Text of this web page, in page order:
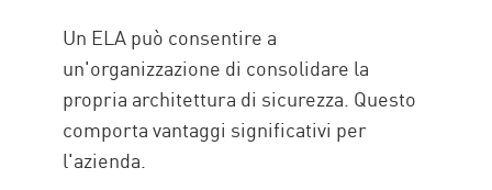
Un ELA può consentire a
un'organizzazione di consolidare la
propria architettura di sicurezza. Questo
comporta vantaggi significativi per
l'azienda.